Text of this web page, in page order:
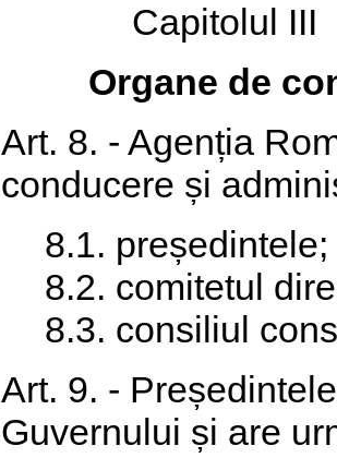
Capitolul III
Organe de
Art. 8. - Agenția
conducere și
8.1. președintele;
8.2. comitetul
8.3. consiliul
Art. 9. -
Guvernului și are